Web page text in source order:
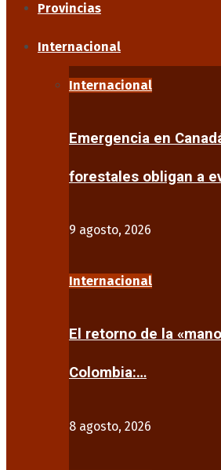
Provincias
Internacional
Internacional
Emergencia en
forestales obligan a
9 agosto, 2026
Internacional
El retorno de la
Colombia:…
8 agosto, 2026